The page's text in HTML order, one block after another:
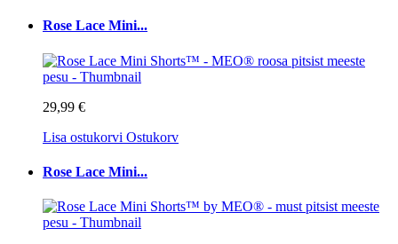
Rose Lace Mini...
29,99 €
Lisa ostukorvi Ostukorv
Rose Lace Mini...